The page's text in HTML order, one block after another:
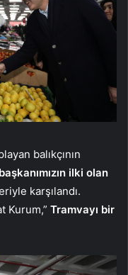
balıkçının
ilki olan
karşılandı.
Kurum,” Tramvayı bir